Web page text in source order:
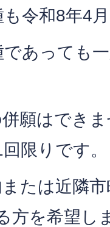
も令和8年4
であっても
併願はでき
限りです。
または近隣
方を希望し